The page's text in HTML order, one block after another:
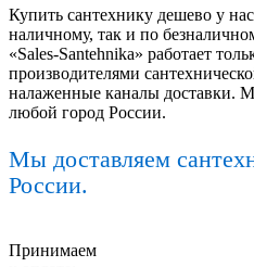
Купить сантехнику дешево у
наличному, так и по
«Sales-Santehnika» работает
производителями
налаженные каналы доставки.
любой город России.
Мы доставляем
России.
Принимаем